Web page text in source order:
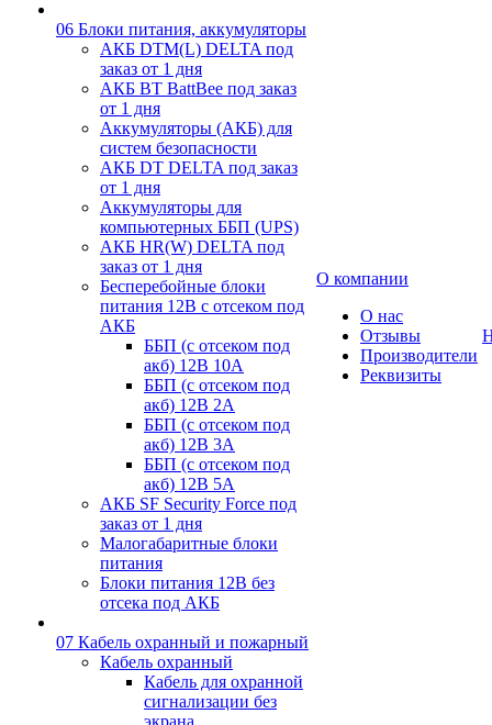
06 Блоки питания, аккумуляторы
АКБ DTM(L) DELTA под
заказ от 1 дня
АКБ BT BattBee под заказ
от 1 дня
Аккумуляторы (АКБ) для
систем безопасности
АКБ DT DELTA под заказ
от 1 дня
Аккумуляторы для
компьютерных ББП (UPS)
АКБ HR(W) DELTA под
заказ от 1 дня
Бесперебойные блоки
питания 12В с отсеком под
АКБ
ББП (с отсеком под
акб) 12В 10А
ББП (с отсеком под
акб) 12В 2А
ББП (с отсеком под
акб) 12В 3А
ББП (с отсеком под
акб) 12В 5А
АКБ SF Security Force под
заказ от 1 дня
Малогабаритные блоки
питания
Блоки питания 12В без
отсека под АКБ
07 Кабель охранный и пожарный
Кабель охранный
Кабель для охранной
сигнализации без
экрана
О компании
О нас
Отзывы
Производители
Реквизиты